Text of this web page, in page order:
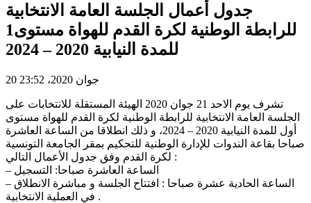
جدول أعمال الجلسة العامة الانتخابية
للرابطة الوطنية لكرة القدم للهواة مستوى1
للمدة النيابية 2020 – 2024
20 جوان 2020، 23:52
تشرف يوم الاحد 21 جوان 2020 الهيئة المستقلة للانتخابات على
الجلسة العامة الانتخابية للرابطة الوطنية لكرة القدم للهواة مستوى
أول للمدة النيابية 2020 – 2024، و ذلك انطلاقا من الساعة العاشرة
صباحا بقاعة الندوات للإدارة الوطنية للتحكيم بمقر الجامعة التونسية
لكرة القدم وفق جدول الأعمال التالي :
– الساعة العاشرة صباحا: التسجيل
– الساعة الحادية عشرة صباحا : افتتاح الجلسة و مباشرة الانطلاق
في العملية الانتخابية .